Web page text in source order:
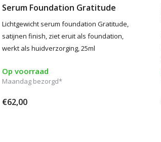
Serum Foundation Gratitude
Lichtgewicht serum foundation Gratitude,
satijnen finish, ziet eruit als foundation,
werkt als huidverzorging, 25ml
Op voorraad
Maandag bezorgd*
€62,00